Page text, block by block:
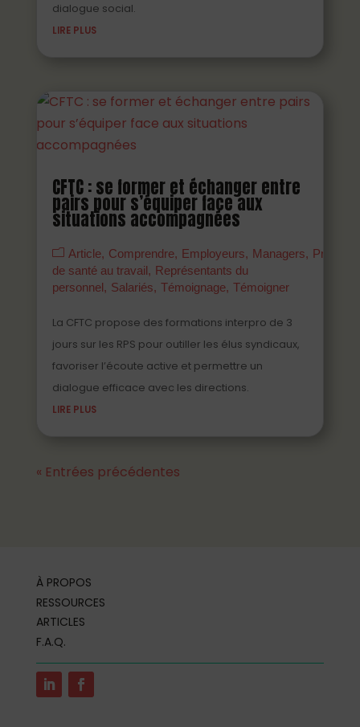
dialogue social.
LIRE PLUS
CFTC : se former et échanger entre
pairs pour s’équiper face aux
situations accompagnées
Article Comprendre Employeurs Managers
Prévenir
de santé au travail
Représentants du
personnel
Salariés Témoignage Témoigner
La CFTC propose des formations interpro de 3
jours sur les RPS pour outiller les élus syndicaux,
favoriser l’écoute active et permettre un
dialogue efficace avec les directions.
LIRE PLUS
« Entrées précédentes
À PROPOS
RESSOURCES
ARTICLES
F.A.Q.